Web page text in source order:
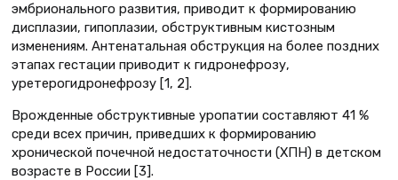
эмбрионального развития, приводит к формированию
дисплазии, гипоплазии, обструктивным кистозным
изменениям. Антенатальная обструкция на более поздних
этапах гестации приводит к гидронефрозу,
уретерогидронефрозу [1, 2].
Врожденные обструктивные уропатии составляют 41 %
среди всех причин, приведших к формированию
хронической почечной недостаточности (ХПН) в детском
возрасте в России [3].